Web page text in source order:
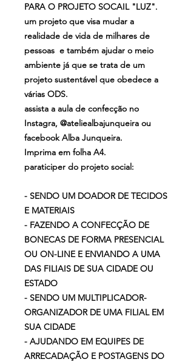
PARA O PROJETO SOCAIL "LUZ".
um projeto que visa mudar a
realidade de vida de milhares de
pessoas e também ajudar o meio
ambiente já que se trata de um
projeto sustentável que obedece a
várias ODS.
assista a aula de confecção no
Instagra, @ateliealbajunqueira ou
facebook Alba Junqueira.
Imprima em folha A4.
paraticiper do projeto social:
- SENDO UM DOADOR DE TECIDOS
E MATERIAIS
- FAZENDO A CONFECÇÃO DE
BONECAS DE FORMA PRESENCIAL
OU ON-LINE E ENVIANDO A UMA
DAS FILIAIS DE SUA CIDADE OU
ESTADO
- SENDO UM MULTIPLICADOR-
ORGANIZADOR DE UMA FILIAL EM
SUA CIDADE
- AJUDANDO EM EQUIPES DE
ARRECADAÇÃO E POSTAGENS DO